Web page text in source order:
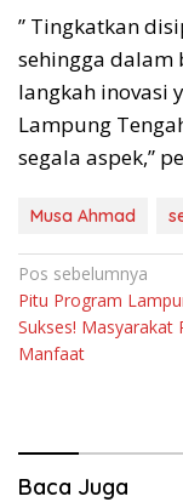
” Tingkatkan
sehingga dalam
langkah inovasi
Lampung
segala aspek,”
Musa Ahmad
Navigasi
pos
Pos sebelumnya
Pitu Program
Sukses! Masyarakat
Manfaat
Baca Juga